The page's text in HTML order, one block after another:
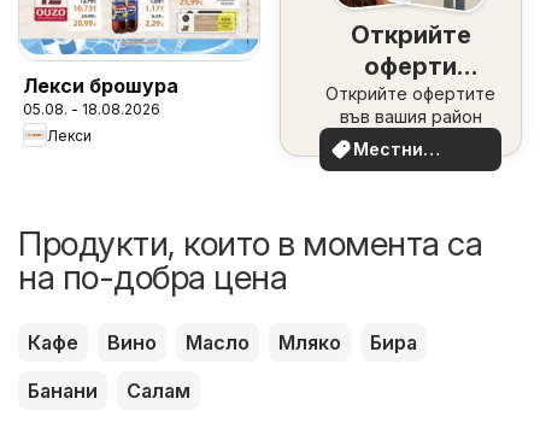
Лекси брошура
05.08. - 18.08.2026
Лекси
Открийте
оферти
наблизо
Открийте офертите
във вашия район
Местни
оферти
Продукти, които в момента са
на по-добра цена
Кафе Вино Масло Мляко
Бира
Банани
Салам